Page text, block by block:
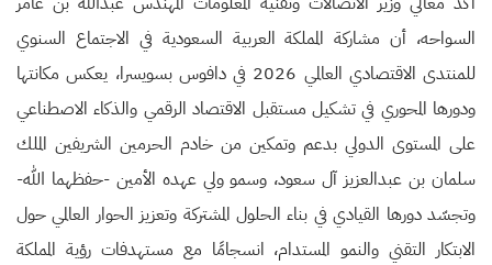
السواحه، أن مشاركة المملكة العربية السعودية في الاجتماع السنوي
للمنتدى الاقتصادي العالمي 2026 في دافوس بسويسرا، يعكس مكانتها
ودورها المحوري في تشكيل مستقبل الاقتصاد الرقمي والذكاء الاصطناعي
على المستوى الدولي بدعم وتمكين من خادم الحرمين الشريفين الملك
سلمان بن عبدالعزيز آل سعود، وسمو ولي عهده الأمين -حفظهما الله-
وتجسّد دورها القيادي في بناء الحلول المشتركة وتعزيز الحوار العالمي حول
الابتكار التقني والنمو المستدام، انسجامًا مع مستهدفات رؤية المملكة